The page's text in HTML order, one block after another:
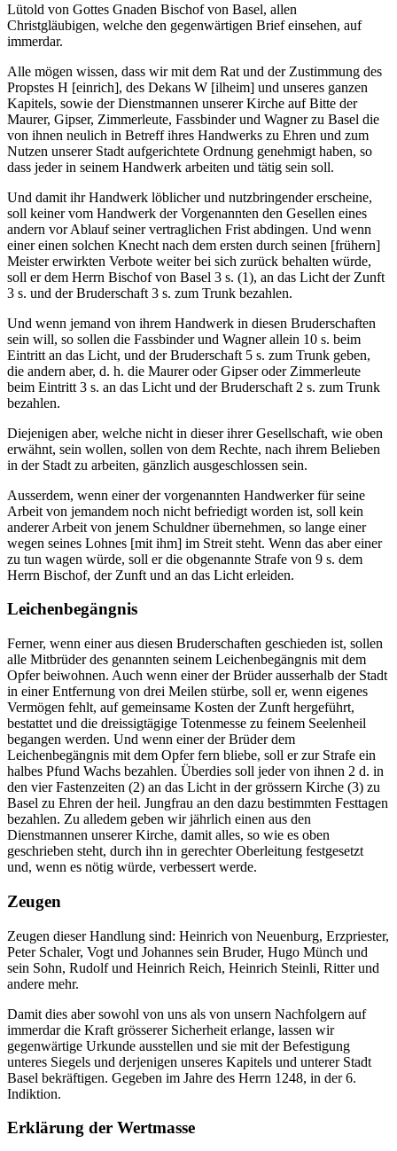
Lütold von Gottes Gnaden Bischof von Basel, allen
Christgläubigen, welche den gegenwärtigen Brief einsehen, auf
immerdar.
Alle mögen wissen, dass wir mit dem Rat und der Zustimmung des
Propstes H [einrich], des Dekans W [ilheim] und unseres ganzen
Kapitels, sowie der Dienstmannen unserer Kirche auf Bitte der
Maurer, Gipser, Zimmerleute, Fassbinder und Wagner zu Basel die
von ihnen neulich in Betreff ihres Handwerks zu Ehren und zum
Nutzen unserer Stadt aufgerichtete Ordnung genehmigt haben, so
dass jeder in seinem Handwerk arbeiten und tätig sein soll.
Und damit ihr Handwerk löblicher und nutzbringender erscheine,
soll keiner vom Handwerk der Vorgenannten den Gesellen eines
andern vor Ablauf seiner vertraglichen Frist abdingen. Und wenn
einer einen solchen Knecht nach dem ersten durch seinen [frühern]
Meister erwirkten Verbote weiter bei sich zurück behalten würde,
soll er dem Herrn Bischof von Basel 3 s. (1), an das Licht der Zunft
3 s. und der Bruderschaft 3 s. zum Trunk bezahlen.
Und wenn jemand von ihrem Handwerk in diesen Bruderschaften
sein will, so sollen die Fassbinder und Wagner allein 10 s. beim
Eintritt an das Licht, und der Bruderschaft 5 s. zum Trunk geben,
die andern aber, d. h. die Maurer oder Gipser oder Zimmerleute
beim Eintritt 3 s. an das Licht und der Bruderschaft 2 s. zum Trunk
bezahlen.
Diejenigen aber, welche nicht in dieser ihrer Gesellschaft, wie oben
erwähnt, sein wollen, sollen von dem Rechte, nach ihrem Belieben
in der Stadt zu arbeiten, gänzlich ausgeschlossen sein.
Ausserdem, wenn einer der vorgenannten Handwerker für seine
Arbeit von jemandem noch nicht befriedigt worden ist, soll kein
anderer Arbeit von jenem Schuldner übernehmen, so lange einer
wegen seines Lohnes [mit ihm] im Streit steht. Wenn das aber einer
zu tun wagen würde, soll er die obgenannte Strafe von 9 s. dem
Herrn Bischof, der Zunft und an das Licht erleiden.
Leichenbegängnis
Ferner, wenn einer aus diesen Bruderschaften geschieden ist, sollen
alle Mitbrüder des genannten seinem Leichenbegängnis mit dem
Opfer beiwohnen. Auch wenn einer der Brüder ausserhalb der Stadt
in einer Entfernung von drei Meilen stürbe, soll er, wenn eigenes
Vermögen fehlt, auf gemeinsame Kosten der Zunft hergeführt,
bestattet und die dreissigtägige Totenmesse zu feinem Seelenheil
begangen werden. Und wenn einer der Brüder dem
Leichenbegängnis mit dem Opfer fern bliebe, soll er zur Strafe ein
halbes Pfund Wachs bezahlen. Überdies soll jeder von ihnen 2 d. in
den vier Fastenzeiten (2) an das Licht in der grössern Kirche (3) zu
Basel zu Ehren der heil. Jungfrau an den dazu bestimmten Festtagen
bezahlen. Zu alledem geben wir jährlich einen aus den
Dienstmannen unserer Kirche, damit alles, so wie es oben
geschrieben steht, durch ihn in gerechter Oberleitung festgesetzt
und, wenn es nötig würde, verbessert werde.
Zeugen
Zeugen dieser Handlung sind: Heinrich von Neuenburg, Erzpriester,
Peter Schaler, Vogt und Johannes sein Bruder, Hugo Münch und
sein Sohn, Rudolf und Heinrich Reich, Heinrich Steinli, Ritter und
andere mehr.
Damit dies aber sowohl von uns als von unsern Nachfolgern auf
immerdar die Kraft grösserer Sicherheit erlange, lassen wir
gegenwärtige Urkunde ausstellen und sie mit der Befestigung
unteres Siegels und derjenigen unseres Kapitels und unterer Stadt
Basel bekräftigen. Gegeben im Jahre des Herrn 1248, in der 6.
Indiktion.
Erklärung der Wertmasse